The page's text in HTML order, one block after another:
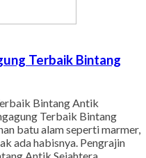
Terbaik Bintang
Bintang Antik
Terbaik Bintang
batu alam seperti marmer,
ada habisnya. Pengrajin